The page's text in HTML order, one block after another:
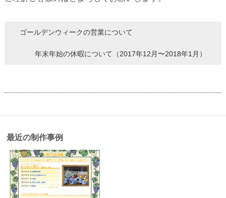
ゴールデンウィークの営業について
年末年始の休暇について（2017年12月〜2018年1月）
最近の制作事例